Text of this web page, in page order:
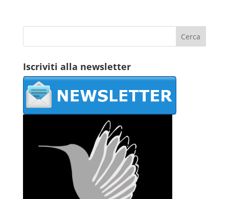
Iscriviti alla newsletter